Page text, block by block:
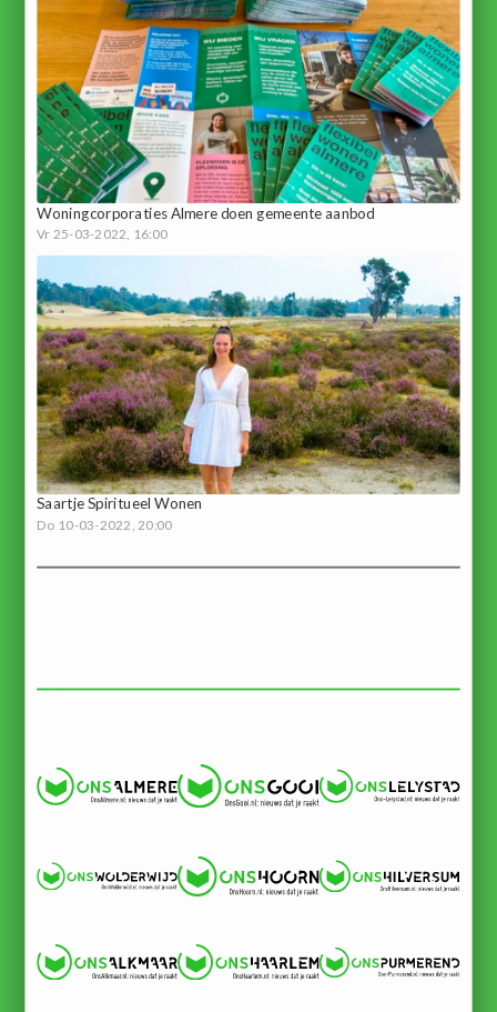
Woningcorporaties Almere doen gemeente aanbod
Vr 25-03-2022, 16:00
Saartje Spiritueel Wonen
Do 10-03-2022, 20:00